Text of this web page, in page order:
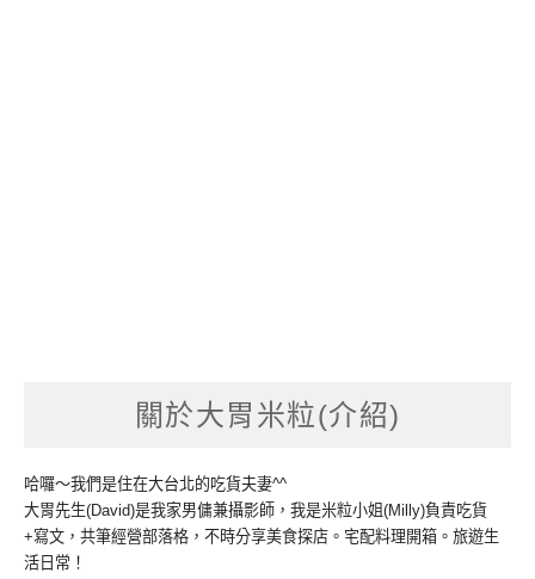
關於大胃米粒(介紹)
哈囉～我們是住在大台北的吃貨夫妻^^
大胃先生(David)是我家男傭兼攝影師，我是米粒小姐(Milly)負責吃貨
+寫文，共筆經營部落格，不時分享美食探店。宅配料理開箱。旅遊生
活日常！